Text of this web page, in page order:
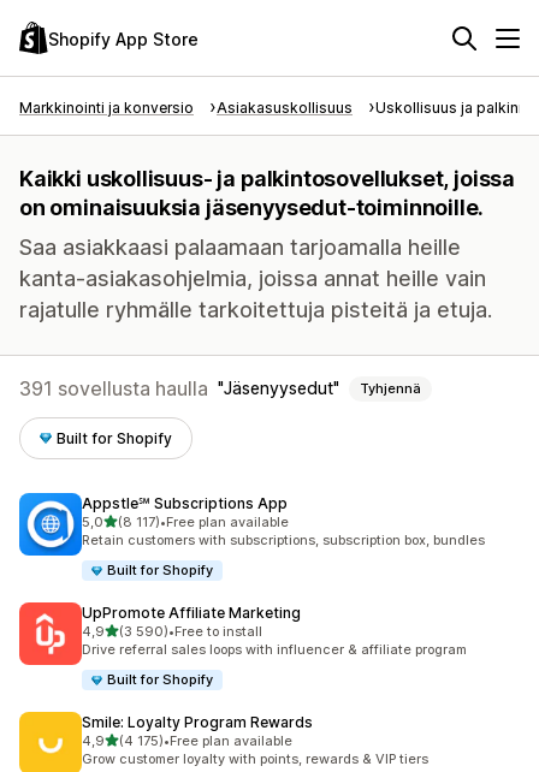
Shopify App Store
Markkinointi ja konversio Asiakasuskollisuus Uskollisuus ja
Kaikki uskollisuus- ja palkintosovellukset, joissa
on ominaisuuksia jäsenyysedut-toiminnoille.
Saa asiakkaasi palaamaan tarjoamalla heille
kanta-asiakasohjelmia, joissa annat heille vain
rajatulle ryhmälle tarkoitettuja pisteitä ja etuja.
391 sovellusta haulla Jäsenyysedut Tyhjennä
Built for Shopify
Appstle℠ Subscriptions App
5,0/ 5 tähteä
(8 117)
8117 arvostelua yhteensä
•Free plan available
Retain customers with subscriptions, subscription box, bundles
Built for Shopify
UpPromote Affiliate Marketing
4,9/ 5 tähteä
(3 590)
3590 arvostelua yhteensä
•Free to install
Drive referral sales loops with influencer & affiliate program
Built for Shopify
Smile: Loyalty Program Rewards
4,9/ 5 tähteä
(4 175)
4175 arvostelua yhteensä
•Free plan available
Grow customer loyalty with points, rewards & VIP tiers